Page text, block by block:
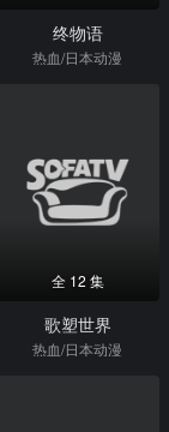
终物语
热血/日本动漫
全 12 集
歌塑世界
热血/日本动漫